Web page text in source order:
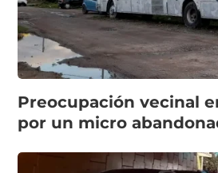
Preocupación vecinal
por un micro